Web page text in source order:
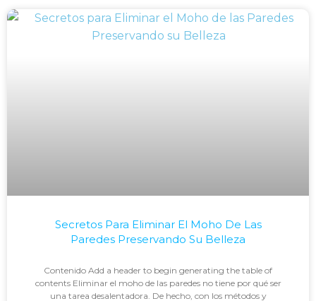
Secretos Para Eliminar El Moho De Las
Paredes Preservando Su Belleza
Contenido Add a header to begin generating the table of
contents Eliminar el moho de las paredes no tiene por qué ser
una tarea desalentadora. De hecho, con los métodos y